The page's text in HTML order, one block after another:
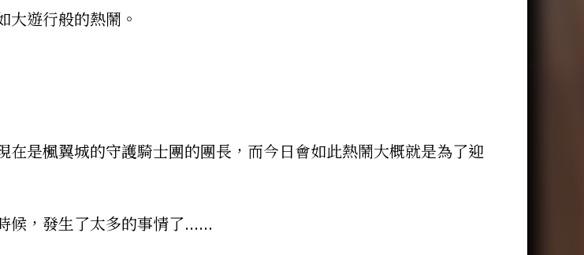
大遊行般的熱鬧。
是楓翼城的守護騎士團的團長，而今日會如此熱鬧大概就是為了迎
候，發生了太多的事情了......